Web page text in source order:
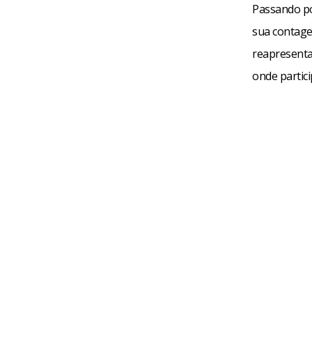
Passando
sua
onde